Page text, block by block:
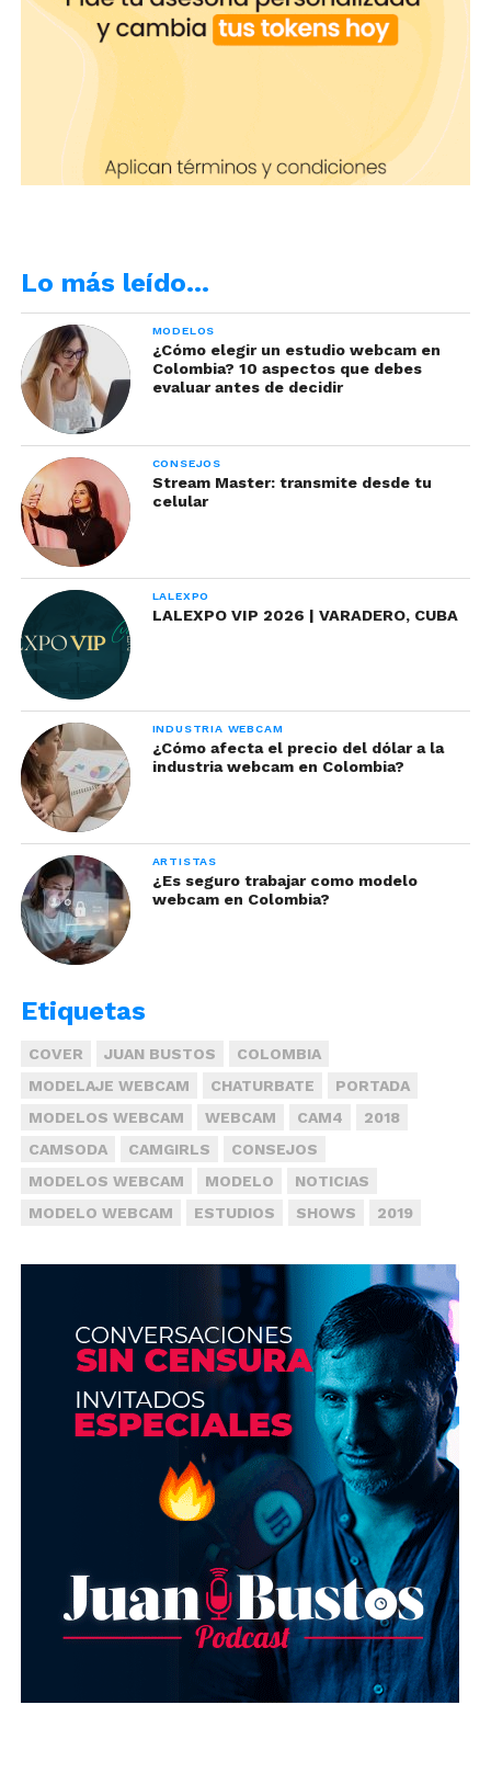
desconocimiento sobre como realizar
negociaciones o creer demasiado en la buena fe
de los usuarios, ellos pueden terminar por
embaucarte, prometiendo pagos luego de que
hagas shows.
Aquí te enseñamos algunas de
las mentiras que utilizan, para que no caigas
en ellas.
¡Estafada! Las 6 formas de
engaño que tus usuarios
podrían usar para
embaucarte- Parte I
Cuando una modelo amateur inicia,
probablemente recibirá ofrecimientos de
usuarios los cuales pueden terminar en
engaño.
Lo más leído…
MODELOS
¿Cómo elegir un estudio webcam en
Colombia? 10 aspectos que debes
evaluar antes de decidir
CONSEJOS
Stream Master: transmite desde tu
celular
LALEXPO
LALEXPO VIP 2026 | VARADERO, CUBA
INDUSTRIA WEBCAM
¿Cómo afecta el precio del dólar a la
industria webcam en Colombia?
ARTISTAS
¿Es seguro trabajar como modelo
webcam en Colombia?
Etiquetas
COVER JUAN BUSTOS
COLOMBIA
MODELAJE WEBCAM
CHATURBATE
PORTADA
MODELOS WEBCAM
WEBCAM CAM4
2018
CAMSODA
CAMGIRLS
CONSEJOS
MODELOS WEBCAM
MODELO
NOTICIAS
MODELO WEBCAM
ESTUDIOS SHOWS 2019